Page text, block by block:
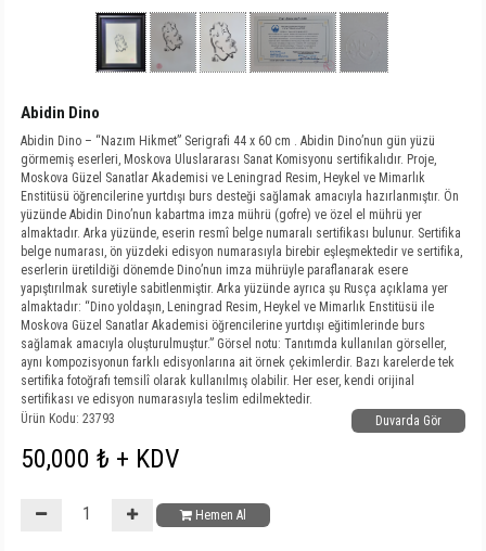
Abidin Dino
Abidin Dino – “Nazım Hikmet” Serigrafi 44 x 60 cm . Abidin Dino’nun gün yüzü
görmemiş eserleri, Moskova Uluslararası Sanat Komisyonu sertifikalıdır. Proje,
Moskova Güzel Sanatlar Akademisi ve Leningrad Resim, Heykel ve Mimarlık
Enstitüsü öğrencilerine yurtdışı burs desteği sağlamak amacıyla hazırlanmıştır. Ön
yüzünde Abidin Dino’nun kabartma imza mührü (gofre) ve özel el mührü yer
almaktadır. Arka yüzünde, eserin resmî belge numaralı sertifikası bulunur. Sertifika
belge numarası, ön yüzdeki edisyon numarasıyla birebir eşleşmektedir ve sertifika,
eserlerin üretildiği dönemde Dino’nun imza mührüyle paraflanarak esere
yapıştırılmak suretiyle sabitlenmiştir. Arka yüzünde ayrıca şu Rusça açıklama yer
almaktadır: “Dino yoldaşın, Leningrad Resim, Heykel ve Mimarlık Enstitüsü ile
Moskova Güzel Sanatlar Akademisi öğrencilerine yurtdışı eğitimlerinde burs
sağlamak amacıyla oluşturulmuştur.” Görsel notu: Tanıtımda kullanılan görseller,
aynı kompozisyonun farklı edisyonlarına ait örnek çekimlerdir. Bazı karelerde tek
sertifika fotoğrafı temsilî olarak kullanılmış olabilir. Her eser, kendi orijinal
sertifikası ve edisyon numarasıyla teslim edilmektedir.
Duvarda Gör
Ürün Kodu: 23793
50,000 ₺ + KDV
Hemen Al